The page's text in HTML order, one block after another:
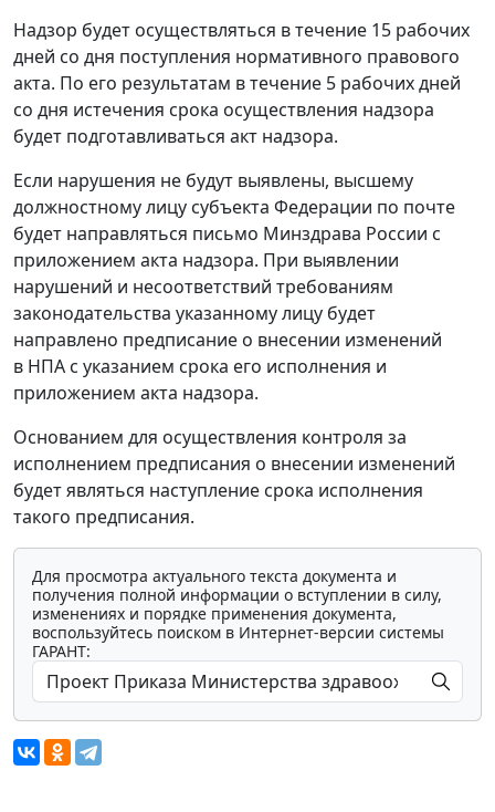
Надзор будет осуществляться в течение 15 рабочих
дней со дня поступления нормативного правового
акта. По его результатам в течение 5 рабочих дней
со дня истечения срока осуществления надзора
будет подготавливаться акт надзора.
Если нарушения не будут выявлены, высшему
должностному лицу субъекта Федерации по почте
будет направляться письмо Минздрава России с
приложением акта надзора. При выявлении
нарушений и несоответствий требованиям
законодательства указанному лицу будет
направлено предписание о внесении изменений
в НПА с указанием срока его исполнения и
приложением акта надзора.
Основанием для осуществления контроля за
исполнением предписания о внесении изменений
будет являться наступление срока исполнения
такого предписания.
Для просмотра актуального текста документа и
получения полной информации о вступлении в силу,
изменениях и порядке применения документа,
воспользуйтесь поиском в Интернет-версии системы
ГАРАНТ:
Мы обрабатываем локальные данные
браузера и используем инструменты